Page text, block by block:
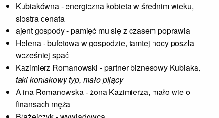
Kubiakówna - energiczna kobieta w średnim wieku,
siostra denata
ajent gospody - pamięć mu się z czasem poprawia
Helena - bufetowa w gospodzie, tamtej nocy poszła
wcześniej spać
Kazimierz Romanowski - partner biznesowy Kubiaka,
taki koniakowy typ, mało pijący
Alina Romanowska - żona Kazimierza, mało wie o
finansach męża